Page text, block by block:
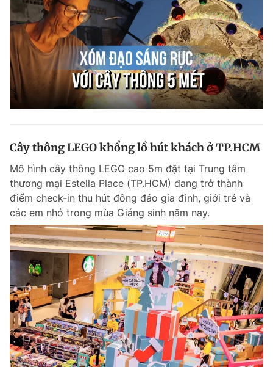
Video Magazine
Sản phẩm khác
Tiện ích Bạn cần biết
Đọc Thanh Niên trên điện thoại
Theo dõi báo trên
Hotline
0906 645 777
Liên hệ quảng cáo
0908 780 404
Cây thông LEGO khổng lồ hút khách ở TP.HCM
Mô hình cây thông LEGO cao 5m đặt tại Trung tâm
thương mại Estella Place (TP.HCM) đang trở thành
điểm check-in thu hút đông đảo gia đình, giới trẻ và
các em nhỏ trong mùa Giáng sinh năm nay.